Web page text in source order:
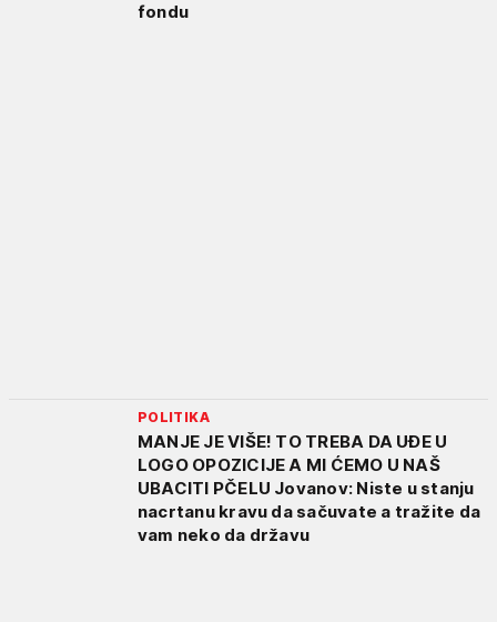
fondu
POLITIKA
MANJE JE VIŠE! TO TREBA DA UĐE U
LOGO OPOZICIJE A MI ĆEMO U NAŠ
UBACITI PČELU Jovanov: Niste u stanju
nacrtanu kravu da sačuvate a tražite da
vam neko da državu